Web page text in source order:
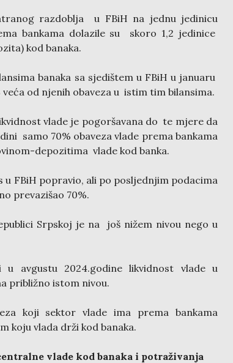
razdoblja u FBiH na jednu jedinicu
bankama dolazile su skoro 1,2 jedinice
kod banaka.
banaka sa sjedištem u FBiH u januaru
veća od njenih obaveza u istim tim bilansima.
vlade je pogoršavana do te mjere da
samo 70% obaveza vlade prema bankama
depozitima vlade kod banka.
u FBiH popravio, ali po posljednjim podacima
prevazišao 70%.
Srpskoj je na još nižem nivou nego u
u avgustu 2024.godine likvidnost vlade u
približno istom nivou.
koji sektor vlade ima prema bankama
koju vlada drži kod banaka.
vlade kod banaka i potraživanja